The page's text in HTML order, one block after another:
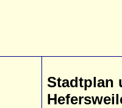
Stadtplan